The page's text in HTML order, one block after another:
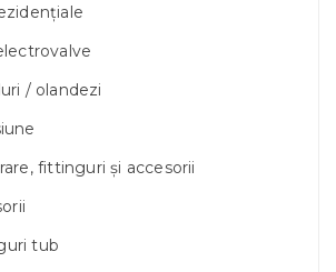
/ olandezi
fittinguri și accesorii
tub